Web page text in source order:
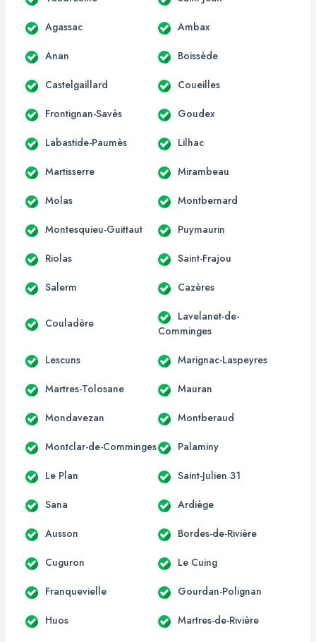
Agassac Ambax
Anan Boissède
Castelgaillard Coueilles
Frontignan-Savès Goudex
Labastide-Paumès Lilhac
Martisserre Mirambeau
Molas Montbernard
Montesquieu-Guittaut Puymaurin
Riolas Saint-Frajou
Salerm Cazères
Couladère
Lavelanet-de-
Comminges
Lescuns Marignac-Laspeyres
Martres-Tolosane Mauran
Mondavezan Montberaud
Montclar-de-Comminges Palaminy
Le Plan Saint-Julien 31
Sana Ardiège
Ausson Bordes-de-Rivière
Cuguron Le Cuing
Franquevielle Gourdan-Polignan
Huos Martres-de-Rivière